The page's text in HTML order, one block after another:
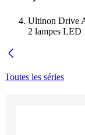
Ultinon Drive
2 lampes LED
Toutes les séries